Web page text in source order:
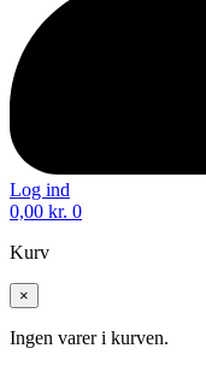
Log ind
0,00 kr. 0
Kurv
×
Ingen varer i kurven.